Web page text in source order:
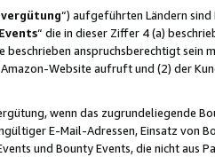
“) aufgeführten Ländern
“ die in dieser Ziffer 4 (a)
beschrieben anspruchsberechtigt sein
Website aufruft und (2) der
wenn das zugrundeliegende
E-Mail-Adressen, Einsatz von
und Bounty Events, die nicht